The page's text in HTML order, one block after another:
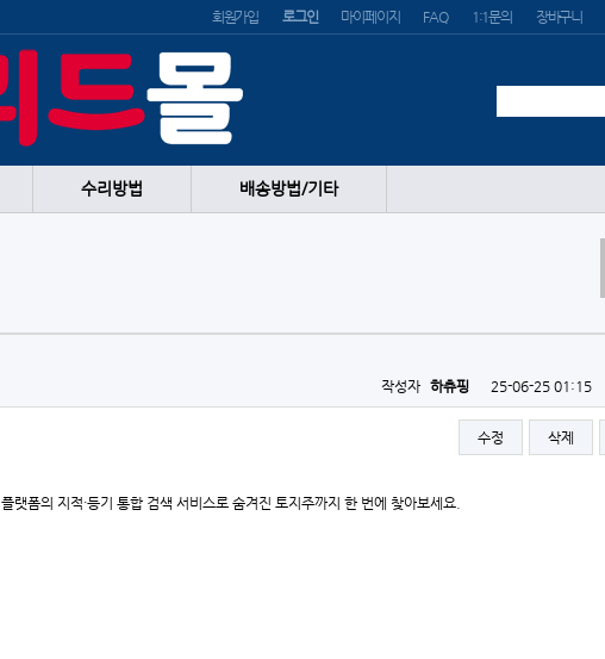
회원가입 로그인 마이페이지 FAQ 1:1문의 장바구니
수리방법 배송방법/기타
작성자 하츄핑 25-06-25 01:15
수정 삭제
플랫폼의 지적·등기 통합 검색 서비스로 숨겨진 토지주까지 한 번에 찾아보세요.